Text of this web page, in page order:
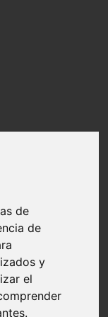
de
de
y
el
+ RECETAS ✔✔
RECETAS